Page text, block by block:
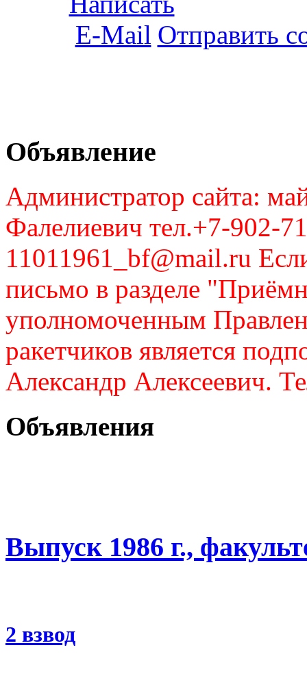
Отправить
Объявление
Администратор сайта:
Фалелиевич тел.+7-902-
11011961_bf@mail.ru
письмо в разделе
уполномоченным
ракетчиков является
Александр Алексеевич.
Объявления
Выпуск 1986 г.,
2 взвод